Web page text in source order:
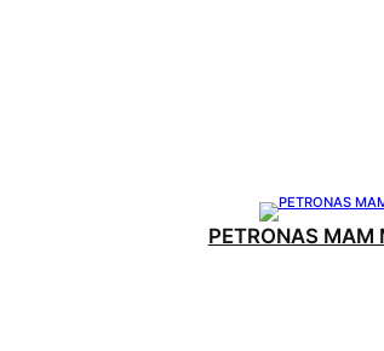
PETRONAS